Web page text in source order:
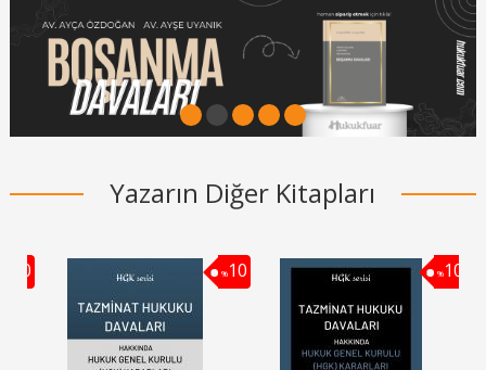
1 2 3 4 5
Yazarın Diğer Kitapları
10 %10 %10